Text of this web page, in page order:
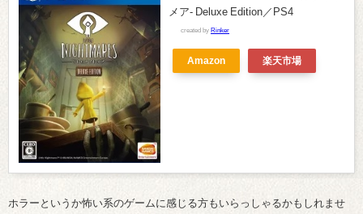
メア- Deluxe Edition／PS4
created by Rinker
Amazon 楽天市場
ホラーというか怖い系のゲームに感じる方もいらっしゃるかもしれませ